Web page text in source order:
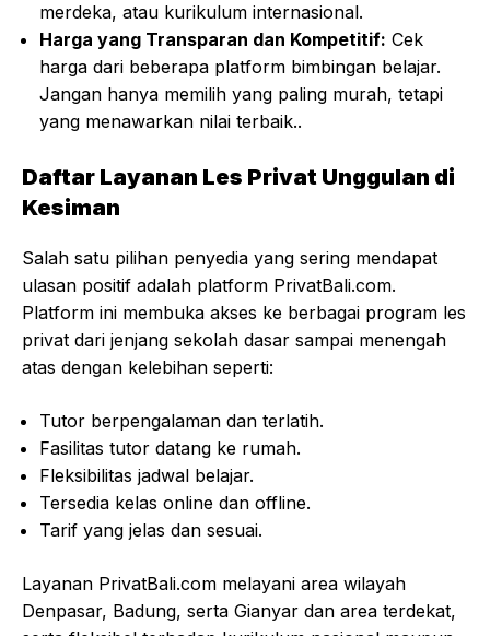
merdeka, atau kurikulum internasional.
Harga yang Transparan dan Kompetitif: Cek
harga dari beberapa platform bimbingan belajar.
Jangan hanya memilih yang paling murah, tetapi
yang menawarkan nilai terbaik..
Daftar Layanan Les Privat Unggulan di
Kesiman
Salah satu pilihan penyedia yang sering mendapat
ulasan positif adalah platform PrivatBali.com.
Platform ini membuka akses ke berbagai program les
privat dari jenjang sekolah dasar sampai menengah
atas dengan kelebihan seperti:
Tutor berpengalaman dan terlatih.
Fasilitas tutor datang ke rumah.
Fleksibilitas jadwal belajar.
Tersedia kelas online dan offline.
Tarif yang jelas dan sesuai.
Layanan PrivatBali.com melayani area wilayah
Denpasar, Badung, serta Gianyar dan area terdekat,